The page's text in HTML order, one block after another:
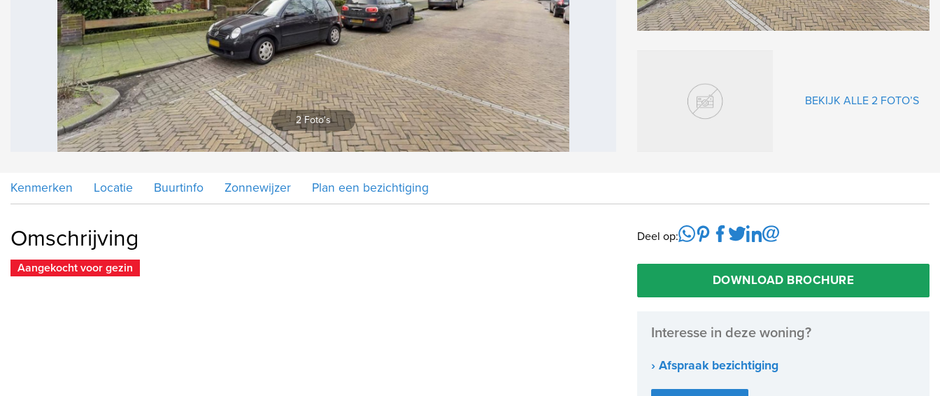
2 Foto'sVergroten
BEKIJK ALLE 2 FOTO’S
Kenmerken Locatie Buurtinfo Zonnewijzer Plan een bezichtiging
Omschrijving
Aangekocht voor gezin
Deel op:
DOWNLOAD BROCHURE
Interesse in deze woning?
› Afspraak bezichtiging